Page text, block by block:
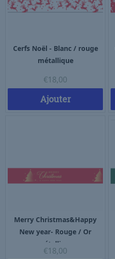
Cerfs Noël - Blanc / rouge
métallique
€18,00
Ajouter
Merry Christmas&Happy
New year- Rouge / Or
métallique
€18,00